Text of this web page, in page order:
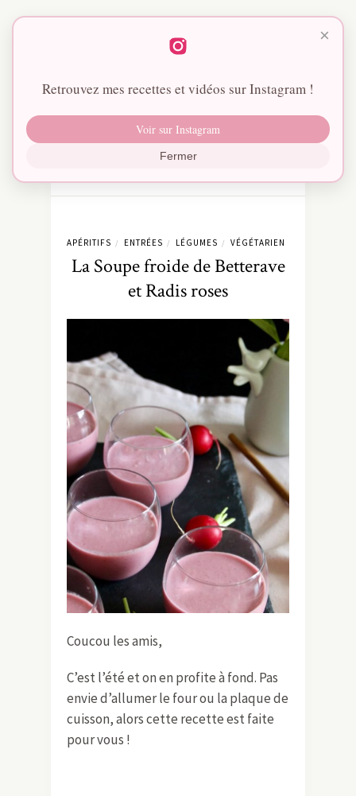
APÉRITIFS / ENTRÉES / LÉGUMES / VÉGÉTARIEN
La Soupe froide de Betterave
et Radis roses
Coucou les amis,
C’est l’été et on en profite à fond. Pas
envie d’allumer le four ou la plaque de
cuisson, alors cette recette est faite
pour vous !
×
Retrouvez mes recettes et vidéos sur Instagram !
Voir sur Instagram
Fermer